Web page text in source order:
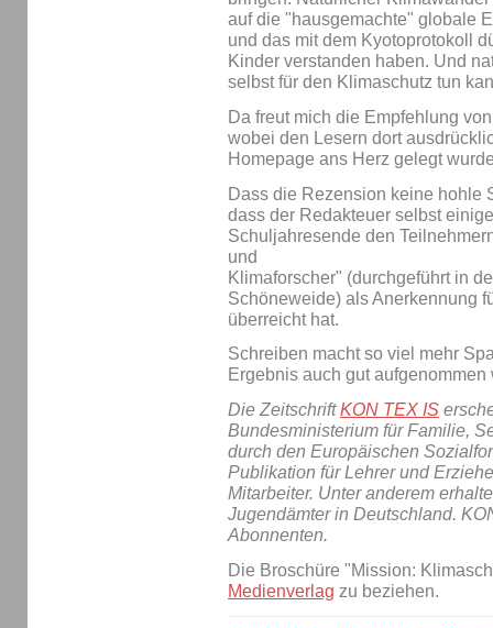
auf die "hausgemachte" globale
und das mit dem Kyotoprotokoll
Kinder verstanden haben. Und
selbst für den Klimaschutz tun
Da freut mich die Empfehlung
wobei den Lesern dort
Homepage ans Herz gelegt
Dass die Rezension keine hohle
dass der Redakteuer selbst
Schuljahresende den
und
Klimaforscher" (durchgeführt in
Schöneweide) als Anerkennung
überreicht hat.
Schreiben macht so viel mehr
Ergebnis auch gut aufgenommen
Die ZeitschriftKON TEX IS
Bundesministerium für Familie,
durch den Europäischen
Publikation für Lehrer und
Mitarbeiter. Unter anderem
Jugendämter in Deutschland.
Abonnenten.
Die Broschüre "Mission:
Medienverlag zu beziehen.